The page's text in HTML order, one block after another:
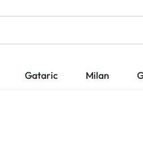
Gataric Milan